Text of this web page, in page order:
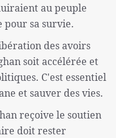
au peuple
pour sa survie.
des avoirs
soit accélérée et
C'est essentiel
et sauver des vies.
reçoive le soutien
doit rester